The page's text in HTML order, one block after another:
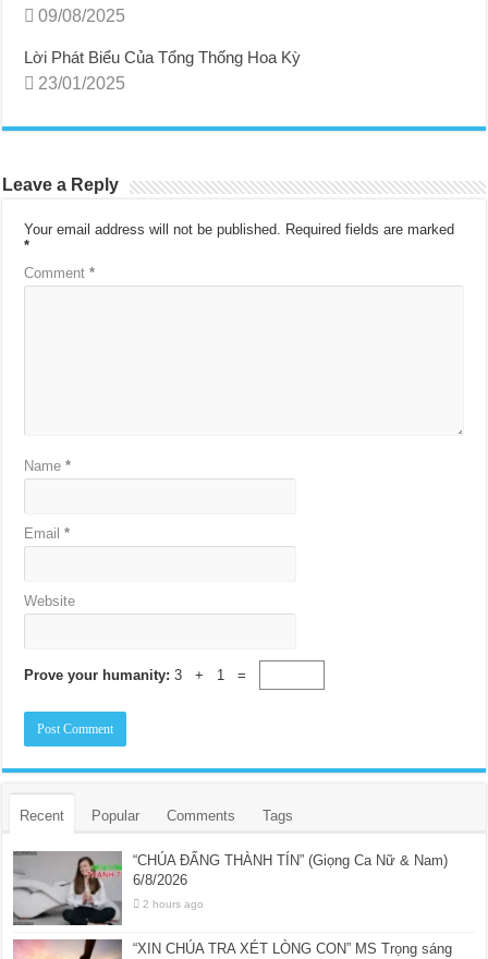
09/08/2025
Lời Phát Biểu Của Tổng Thống Hoa Kỳ
23/01/2025
Leave a Reply
Your email address will not be published. Required fields are marked
*
Comment*
Name*
Email*
Website
Prove your humanity:3 + 1 =
Recent Popular Comments Tags
“CHÚA ĐẤNG THÀNH TÍN” (Giọng Ca Nữ & Nam)
6/8/2026
2 hours ago
“XIN CHÚA TRA XÉT LÒNG CON” MS Trọng sáng